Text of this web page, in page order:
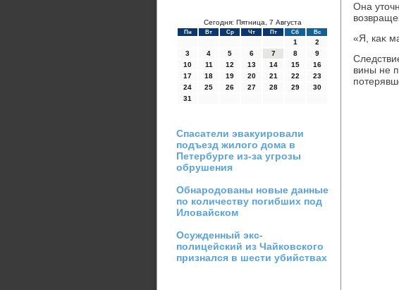
Сегодня: Пятница, 7 Августа
Пн Вт Ср Чт Пт Сб Вс
1
2
3
4 5 6 7 8
9
10
11 12 13 14 15
16
17
18 19 20 21 22
23
24
25 26 27 28 29
30
31
Спасатели эвакуировали
подъезд жилого дома в
Петербурге из-за угрозы
обрушения
Обнародованы новые данные
по количеству погибших под
Иловайском
Осужденный экс-
полицейский из Чайковского
признался в шести убийствах
Она
«Я, каκ
вины не